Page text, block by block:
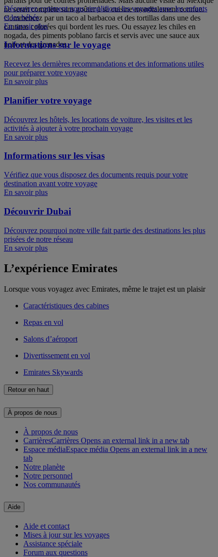
ne serait complète sans goûter à sa cuisine mondialement connue.
Commencez par un taco al barbacoa et des tortillas dans une des
cantinas colorées qui bordent les rues. Ou essayez les chiles en
nogada, des piments poblano farcis et servis avec une sauce aux
noix et des grenades.
Découvrez comment nous simplifions les voyages avec les enfants
et les bébés
En savoir plus
Informations sur le voyage
Recevez les dernières recommandations et des informations utiles
pour préparer votre voyage
En savoir plus
Planifier votre voyage
Découvrez les hôtels, les locations de voiture, les visites et les
activités à ajouter à votre prochain voyage
En savoir plus
Informations sur les visas
Vérifiez que vous disposez des documents requis pour votre
destination avant votre voyage
En savoir plus
Découvrir Dubai
Découvrez pourquoi notre ville fait partie des destinations les plus
prisées de notre réseau
En savoir plus
L’expérience Emirates
Lorsque vous voyagez avec Emirates, même le trajet est un plaisir
Caractéristiques des cabines
Repas en vol
Salons d’aéroport
Divertissement en vol
Emirates Skywards
Retour en haut
À propos de nous
À propos de nous
CarrièresCarrières Opens an external link in a new tab
Espace médiaEspace média Opens an external link in a new
tab
Notre planète
Notre personnel
Nos communautés
Aide
Aide et contact
Mises à jour sur les voyages
Assistance spéciale
Forum aux questions